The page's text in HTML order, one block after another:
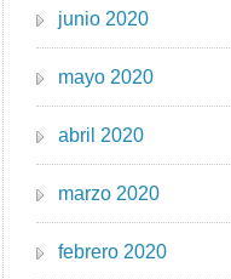
junio 2020
mayo 2020
abril 2020
marzo 2020
febrero 2020